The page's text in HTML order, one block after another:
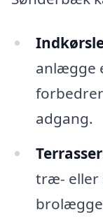
anlægge
adgang.
træ- eller